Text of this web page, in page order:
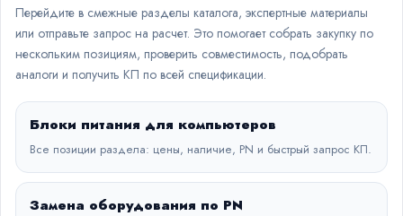
Перейдите в смежные разделы каталога, экспертные материалы
или отправьте запрос на расчет. Это помогает собрать закупку по
нескольким позициям, проверить совместимость, подобрать
аналоги и получить КП по всей спецификации.
Блоки питания для компьютеров
Все позиции раздела: цены, наличие, PN и быстрый запрос КП.
Замена оборудования по PN